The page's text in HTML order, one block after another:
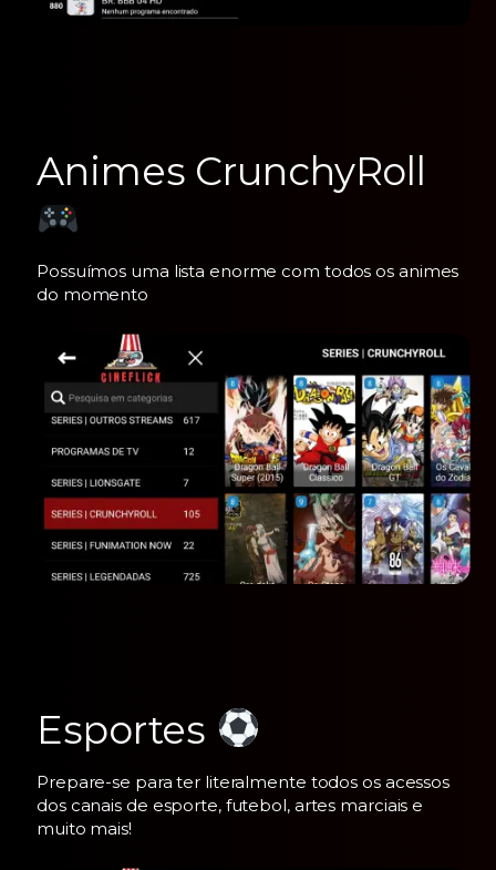
Animes CrunchyRoll
Possuímos uma lista enorme com todos os animes
do momento
Esportes
Prepare-se para ter literalmente todos os acessos
dos canais de esporte, futebol, artes marciais e
muito mais!